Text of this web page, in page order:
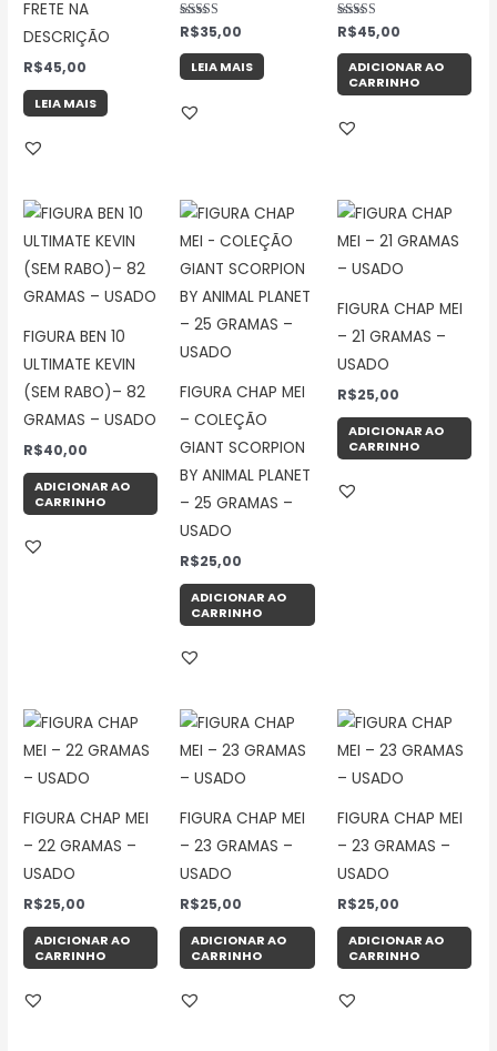
FRETE NA
DESCRIÇÃO
R$45,00
LEIA MAIS
Avaliação
5.00
de 5
R$35,00
LEIA MAIS
Avaliação
5.00
de 5
R$45,00
ADICIONAR AO
CARRINHO
FIGURA BEN 10
ULTIMATE KEVIN
(SEM RABO)– 82
GRAMAS – USADO
R$40,00
ADICIONAR AO
CARRINHO
FIGURA CHAP MEI
– COLEÇÃO
GIANT SCORPION
BY ANIMAL PLANET
– 25 GRAMAS –
USADO
R$25,00
ADICIONAR AO
CARRINHO
FIGURA CHAP MEI
– 21 GRAMAS –
USADO
R$25,00
ADICIONAR AO
CARRINHO
FIGURA CHAP MEI
– 22 GRAMAS –
USADO
R$25,00
ADICIONAR AO
CARRINHO
FIGURA CHAP MEI
– 23 GRAMAS –
USADO
R$25,00
ADICIONAR AO
CARRINHO
FIGURA CHAP MEI
– 23 GRAMAS –
USADO
R$25,00
ADICIONAR AO
CARRINHO